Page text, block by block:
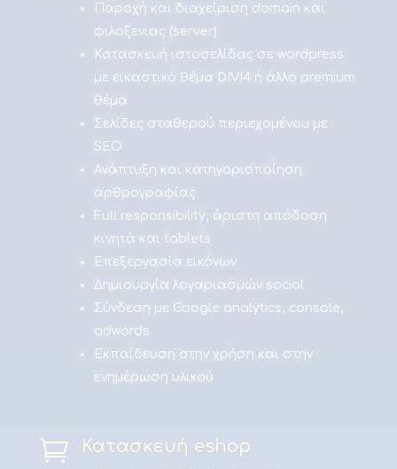
Παροχή και διαχείριση domain και
φιλοξενιας (server)
Κατασκευή ιστοσελίδας σε wordpress
με εικαστικό θέμα DIVI4 ή άλλο premium
θέμα
Σελίδες σταθερού περιεχομένου με
SEO
Ανάπτυξη και κατηγοριοποίηση
αρθρογραφίας
Full responsibility, άριστη απόδοση
κινητά και tablets
Επεξεργασία εικόνων
Δημιουργία λογαριασμών social
Σύνδεση με Google analytics, console,
adwords
Εκπαίδευση στην χρήση και στην
ενημέρωση υλικού
 Κατασκευή eshop